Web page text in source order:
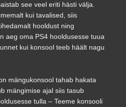
see veel eriti hästi välja.
kui tavalised, siis
hooldust ning
aeg oma PS4 hooldusesse tuua
kui konsool teeb häält nagu
mängukonsool tahab hakata
mängimise ajal siis tasub
tulla – Teeme konsooli